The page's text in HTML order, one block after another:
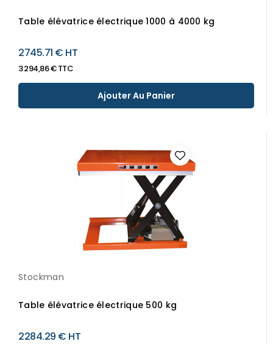
Table élévatrice électrique 1000 à 4000 kg
2745.71 € HT
3 294,86 € TTC
Ajouter Au Panier
Stockman
Table élévatrice électrique 500 kg
2284.29 € HT